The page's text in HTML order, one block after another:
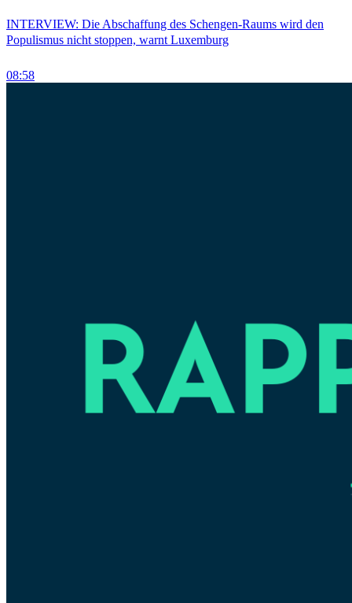
INTERVIEW: Die Abschaffung des Schengen-Raums wird den
Populismus nicht stoppen, warnt Luxemburg
08:58